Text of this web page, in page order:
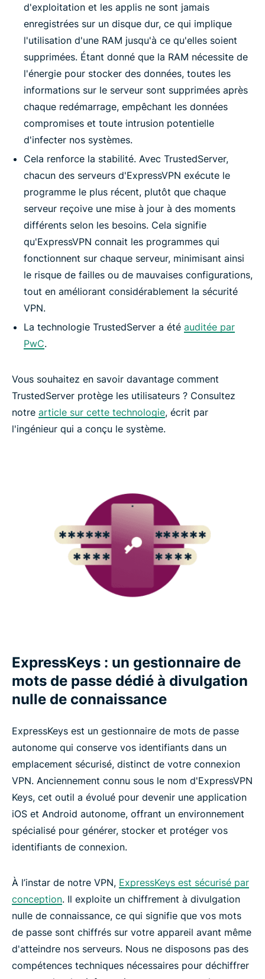
d'exploitation et les applis ne sont jamais
enregistrées sur un disque dur, ce qui implique
l'utilisation d'une RAM jusqu'à ce qu'elles soient
supprimées. Étant donné que la RAM nécessite de
l'énergie pour stocker des données, toutes les
informations sur le serveur sont supprimées après
chaque redémarrage, empêchant les données
compromises et toute intrusion potentielle
d'infecter nos systèmes.
Cela renforce la stabilité. Avec TrustedServer,
chacun des serveurs d'ExpressVPN exécute le
programme le plus récent, plutôt que chaque
serveur reçoive une mise à jour à des moments
différents selon les besoins. Cela signifie
qu'ExpressVPN connait les programmes qui
fonctionnent sur chaque serveur, minimisant ainsi
le risque de failles ou de mauvaises configurations,
tout en améliorant considérablement la sécurité
VPN.
La technologie TrustedServer a été auditée par
PwC.
Vous souhaitez en savoir davantage comment
TrustedServer protège les utilisateurs ? Consultez
notre article sur cette technologie, écrit par
l'ingénieur qui a conçu le système.
ExpressKeys : un gestionnaire de
mots de passe dédié à divulgation
nulle de connaissance
ExpressKeys est un gestionnaire de mots de passe
autonome qui conserve vos identifiants dans un
emplacement sécurisé, distinct de votre connexion
VPN. Anciennement connu sous le nom d'ExpressVPN
Keys, cet outil a évolué pour devenir une application
iOS et Android autonome, offrant un environnement
spécialisé pour générer, stocker et protéger vos
identifiants de connexion.
À l’instar de notre VPN, ExpressKeys est sécurisé par
conception. Il exploite un chiffrement à divulgation
nulle de connaissance, ce qui signifie que vos mots
de passe sont chiffrés sur votre appareil avant même
d'atteindre nos serveurs. Nous ne disposons pas des
compétences techniques nécessaires pour déchiffrer